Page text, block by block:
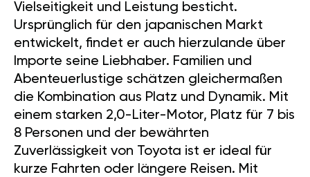
Vielseitigkeit und Leistung besticht.
Ursprünglich für den japanischen Markt
entwickelt, findet er auch hierzulande über
Importe seine Liebhaber. Familien und
Abenteuerlustige schätzen gleichermaßen
die Kombination aus Platz und Dynamik. Mit
einem starken 2,0-Liter-Motor, Platz für 7 bis
8 Personen und der bewährten
Zuverlässigkeit von Toyota ist er ideal für
kurze Fahrten oder längere Reisen. Mit